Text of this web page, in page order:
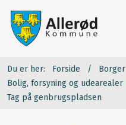
Du er her: Forside
Borger
Bolig, forsyning og udearealer
Tag på genbrugspladsen